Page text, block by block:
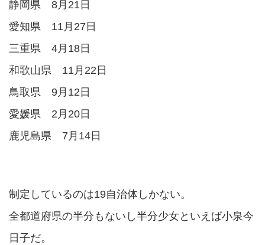
静岡県 8月21日
愛知県 11月27日
三重県 4月18日
和歌山県 11月22日
鳥取県 9月12日
愛媛県 2月20日
鹿児島県 7月14日
制定しているのは19自治体しかない。
全都道府県の半分もないし半分少女といえば小泉今
日子だ。